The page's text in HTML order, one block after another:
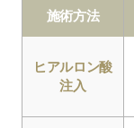
施術方法
ヒアルロン酸
注入